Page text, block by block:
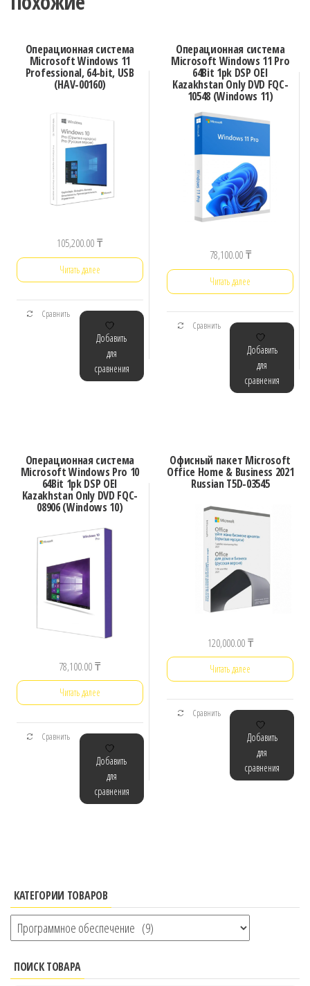
Операционная система
Microsoft Windows 11
Professional, 64-bit, USB
(HAV-00160)
105,200.00₸
Читать далее
Сравнить
Добавить
для
сравнения
Операционная система
Microsoft Windows 11 Pro
64Bit 1pk DSP OEI
Kazakhstan Only DVD FQC-
10548 (Windows 11)
78,100.00₸
Читать далее
Сравнить
Добавить
для
сравнения
Операционная система
Microsoft Windows Pro 10
64Bit 1pk DSP OEI
Kazakhstan Only DVD FQC-
08906 (Windows 10)
78,100.00₸
Читать далее
Сравнить
Добавить
для
сравнения
Офисный пакет Microsoft
Office Home & Business 2021
Russian T5D-03545
120,000.00₸
Читать далее
Сравнить
Добавить
для
сравнения
КАТЕГОРИИ ТОВАРОВ
ПОИСК ТОВАРА